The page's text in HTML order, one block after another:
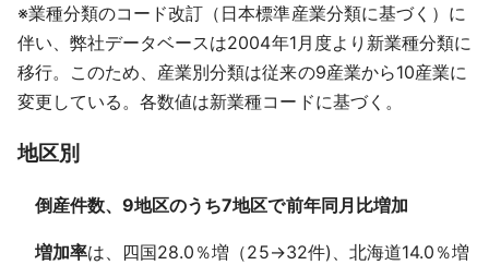
※業種分類のコード改訂（日本標準産業分類に基づく）に
伴い、弊社データベースは2004年1月度より新業種分類に
移行。このため、産業別分類は従来の9産業から10産業に
変更している。各数値は新業種コードに基づく。
地区別
倒産件数、9地区のうち7地区で前年同月比増加
増加率は、四国28.0％増（25→32件)、北海道14.0％増